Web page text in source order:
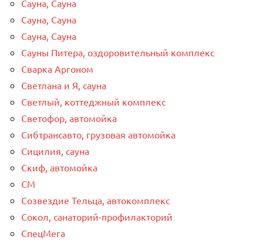
Сауна, Сауна
Сауна, Сауна
Сауна, Сауна
Сауны Питера, оздоровительный комплекс
Сварка Аргоном
Светлана и Я, сауна
Светлый, коттеджный комплекс
Светофор, автомойка
Сибтрансавто, грузовая автомойка
Сицилия, сауна
Скиф, автомойка
СМ
Созвездие Тельца, автокомплекс
Сокол, санаторий-профилакторий
СпецМега